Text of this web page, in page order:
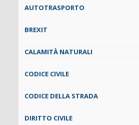
AUTOTRASPORTO
BREXIT
CALAMITÀ NATURALI
CODICE CIVILE
CODICE DELLA STRADA
DIRITTO CIVILE